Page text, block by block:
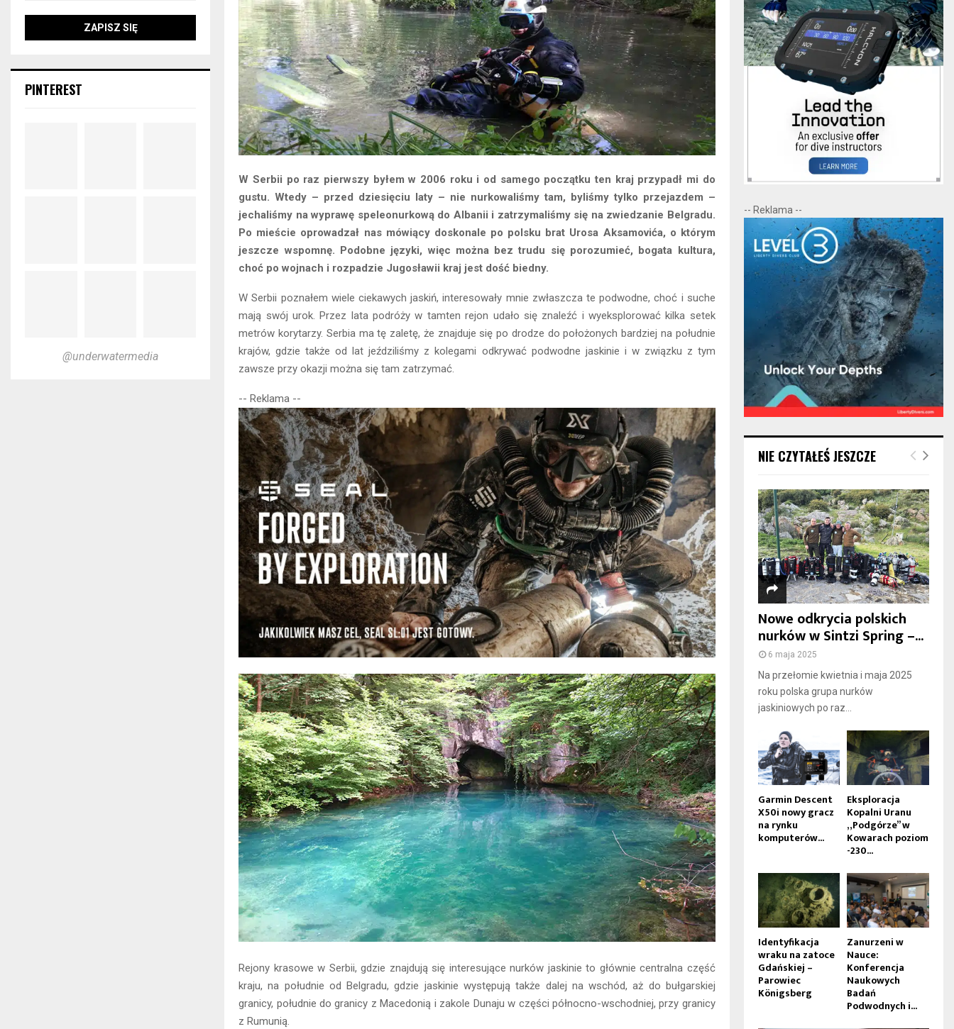
W Serbii po raz pierwszy byłem w 2006 roku i od samego początku ten kraj przypadł mi do
gustu. Wtedy – przed dziesięciu laty – nie nurkowaliśmy tam, byliśmy tylko przejazdem –
jechaliśmy na wyprawę speleonurkową do Albanii i zatrzymaliśmy się na zwiedzanie Belgradu.
Po mieście oprowadzał nas mówiący doskonale po polsku brat Urosa Aksamovića, o którym
jeszcze wspomnę. Podobne języki, więc można bez trudu się porozumieć, bogata kultura,
choć po wojnach i rozpadzie Jugosławii kraj jest dość biedny.
W Serbii poznałem wiele ciekawych jaskiń, interesowały mnie zwłaszcza te podwodne, choć i suche
mają swój urok. Przez lata podróży w tamten rejon udało się znaleźć i wyeksplorować kilka setek
metrów korytarzy. Serbia ma tę zaletę, że znajduje się po drodze do położonych bardziej na południe
krajów, gdzie także od lat jeździliśmy z kolegami odkrywać podwodne jaskinie i w związku z tym
zawsze przy okazji można się tam zatrzymać.
-- Reklama --
Rejony krasowe w Serbii, gdzie znajdują się interesujące nurków jaskinie to głównie centralna część
kraju, na południe od Belgradu, gdzie jaskinie występują także dalej na wschód, aż do bułgarskiej
granicy, południe do granicy z Macedonią i zakole Dunaju w części północno-wschodniej, przy granicy
z Rumunią.
PINTEREST
@underwatermedia
-- Reklama --
NIE CZYTAŁEŚ JESZCZE
Nowe odkrycia polskich
nurków w Sintzi Spring –...
6 maja 2025
Na przełomie kwietnia i maja 2025
roku polska grupa nurków
jaskiniowych po raz...
Garmin Descent
X50i nowy gracz
na rynku
komputerów...
Eksploracja
Kopalni Uranu
„Podgórze” w
Kowarach poziom
-230...
Identyfikacja
wraku na zatoce
Gdańskiej –
Parowiec
Königsberg
Zanurzeni w
Nauce:
Konferencja
Naukowych
Badań
Podwodnych i...